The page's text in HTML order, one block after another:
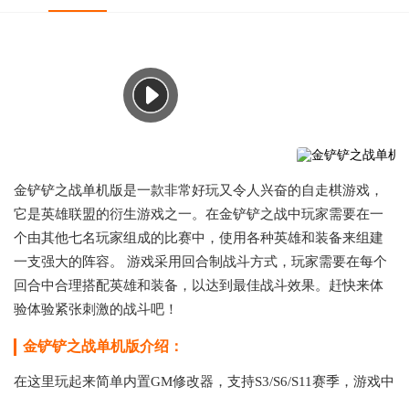
金铲铲之战单机版是一款非常好玩又令人兴奋的自走棋游戏，
它是英雄联盟的衍生游戏之一。在金铲铲之战中玩家需要在一
个由其他七名玩家组成的比赛中，使用各种英雄和装备来组建
一支强大的阵容。 游戏采用回合制战斗方式，玩家需要在每个
回合中合理搭配英雄和装备，以达到最佳战斗效果。赶快来体
验体验紧张刺激的战斗吧！
金铲铲之战单机版介绍：
在这里玩起来简单内置GM修改器，支持S3/S6/S11赛季，游戏中